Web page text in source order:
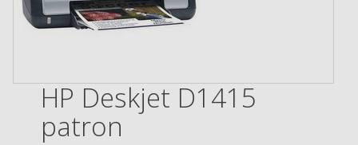
HP Deskjet D1415
patron